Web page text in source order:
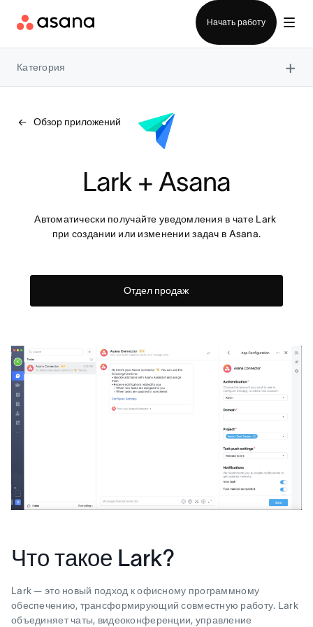
Начать работу
Категория ×
Обзор приложений
Lark + Asana
Автоматически получайте уведомления в чате Lark
при создании или изменении задач в Asana.
Отдел продаж
Что такое Lark?
Lark — это новый подход к офисному программному
обеспечению, трансформирующий совместную работу. Lark
объединяет чаты, видеоконференции, управление